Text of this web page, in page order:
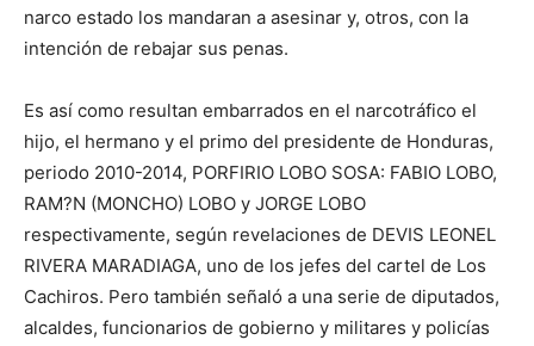
narco estado los mandaran a asesinar y, otros, con la
intención de rebajar sus penas.
Es así como resultan embarrados en el narcotráfico el
hijo, el hermano y el primo del presidente de Honduras,
periodo 2010-2014, PORFIRIO LOBO SOSA: FABIO LOBO,
RAM?N (MONCHO) LOBO y JORGE LOBO
respectivamente, según revelaciones de DEVIS LEONEL
RIVERA MARADIAGA, uno de los jefes del cartel de Los
Cachiros. Pero también señaló a una serie de diputados,
alcaldes, funcionarios de gobierno y militares y policías